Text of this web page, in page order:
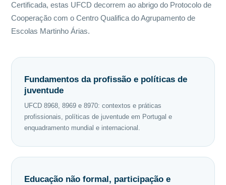
Certificada, estas UFCD decorrem ao abrigo do Protocolo de
Cooperação com o Centro Qualifica do Agrupamento de
Escolas Martinho Árias.
Fundamentos da profissão e políticas de
juventude
UFCD 8968, 8969 e 8970: contextos e práticas
profissionais, políticas de juventude em Portugal e
enquadramento mundial e internacional.
Educação não formal, participação e